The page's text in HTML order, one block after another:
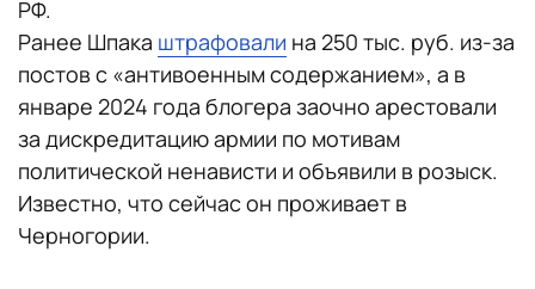
РФ.
Ранее Шпака штрафовали на 250 тыс. руб. из-за
постов с «антивоенным содержанием», а в
январе 2024 года блогера заочно арестовали
за дискредитацию армии по мотивам
политической ненависти и объявили в розыск.
Известно, что сейчас он проживает в
Черногории.